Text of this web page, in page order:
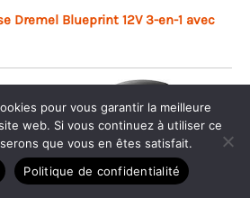
Dremel Blueprint 12V 3-en-1 avec
pour vous garantir la meilleure
web. Si vous continuez à utiliser ce
que vous en êtes satisfait.
Politique de confidentialité